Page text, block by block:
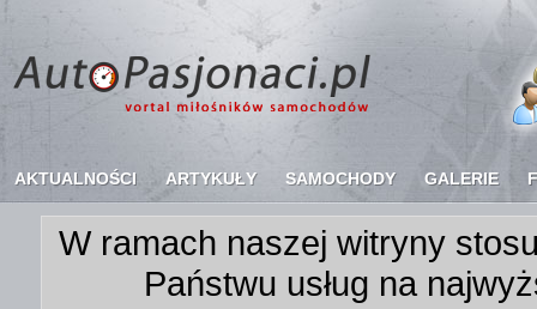
AKTUALNOŚCI ARTYKUŁY SAMOCHODY GALERIE
W ramach naszej witryny
Państwu usług na